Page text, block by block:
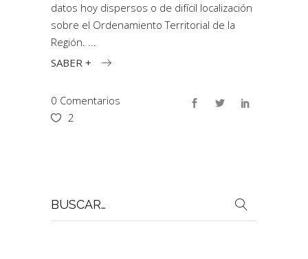
datos hoy dispersos o de difícil localización
sobre el Ordenamiento Territorial de la
Región.
SABER +
0 Comentarios
2
por: